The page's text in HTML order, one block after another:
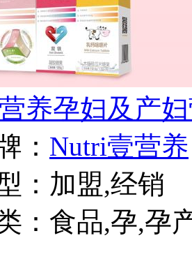
养孕妇及产
： Nutri壹营养
：加盟,经销
：食品,孕,孕